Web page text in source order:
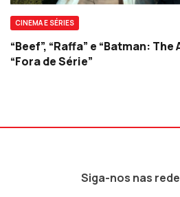
CINEMA E SÉRIES
“Beef”, “Raffa” e “Batman:
“Fora de Série”
Siga-nos nas